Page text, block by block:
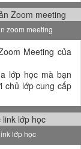
zoom meeting
Meeting của
lớp học mà bạn
chủ lớp cung cấp
lớp học